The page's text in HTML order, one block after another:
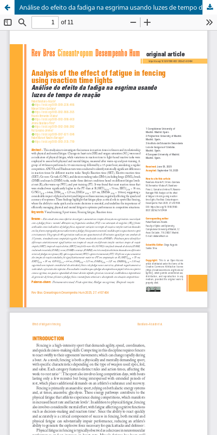
Análise do efeito da fadiga na esgrima usando luzes de tempo de reação